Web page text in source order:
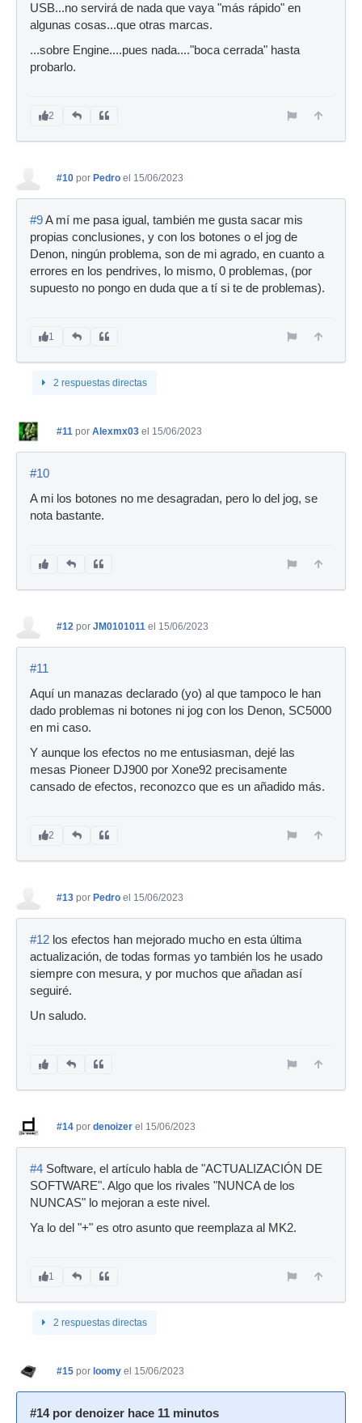
USB...no servirá de nada que vaya "más rápido" en
algunas cosas...que otras marcas.
...sobre Engine....pues nada...."boca cerrada" hasta
probarlo.
2
#10 por Pedro el 15/06/2023
#9A mí me pasa igual, también me gusta sacar mis
propias conclusiones, y con los botones o el jog de
Denon, ningún problema, son de mi agrado, en cuanto a
errores en los pendrives, lo mismo, 0 problemas, (por
supuesto no pongo en duda que a tí si te de problemas).
1
2 respuestas directas
#11 por Alexmx03 el 15/06/2023
#10
A mi los botones no me desagradan, pero lo del jog, se
nota bastante.
#12 por JM0101011 el 15/06/2023
#11
Aquí un manazas declarado (yo) al que tampoco le han
dado problemas ni botones ni jog con los Denon, SC5000
en mi caso.
Y aunque los efectos no me entusiasman, dejé las
mesas Pioneer DJ900 por Xone92 precisamente
cansado de efectos, reconozco que es un añadido más.
2
#13 por Pedro el 15/06/2023
#12 los efectos han mejorado mucho en esta última
actualización, de todas formas yo también los he usado
siempre con mesura, y por muchos que añadan así
seguiré.
Un saludo.
#14 por denoizer el 15/06/2023
#4 Software, el artículo habla de "ACTUALIZACIÓN DE
SOFTWARE". Algo que los rivales "NUNCA de los
NUNCAS" lo mejoran a este nivel.
Ya lo del "+" es otro asunto que reemplaza al MK2.
1
2 respuestas directas
#15 por loomy el 15/06/2023
#14 por denoizer hace 11 minutos